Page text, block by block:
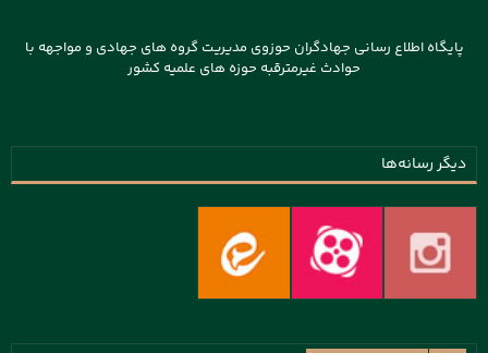
پایگاه اطلاع رسانی جهادگران حوزوی مدیریت گروه های جهادی و مواجهه با
حوادث غیرمترقبه حوزه های علمیه کشور
دیگر رسانه‌ها